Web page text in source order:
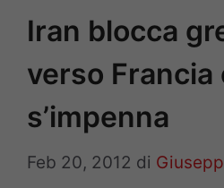
Iran blocca
verso Francia
s’impenna
Feb 20, 2012 di